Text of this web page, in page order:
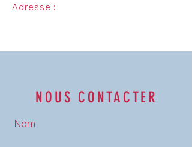
Adresse :
NOUS CONTACTER
Nom